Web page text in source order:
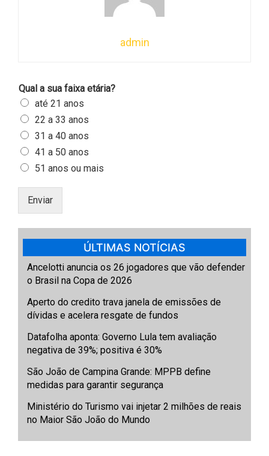
admin
Qual a sua faixa etária?
até 21 anos
22 a 33 anos
31 a 40 anos
41 a 50 anos
51 anos ou mais
Enviar
ÚLTIMAS NOTÍCIAS
Ancelotti anuncia os 26 jogadores que vão defender
o Brasil na Copa de 2026
Aperto do credito trava janela de emissões de
dívidas e acelera resgate de fundos
Datafolha aponta: Governo Lula tem avaliação
negativa de 39%; positiva é 30%
São João de Campina Grande: MPPB define
medidas para garantir segurança
Ministério do Turismo vai injetar 2 milhões de reais
no Maior São João do Mundo